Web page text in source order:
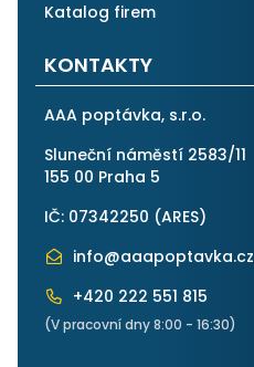
Katalog firem
KONTAKTY
AAA poptávka, s.r.o.
Sluneční náměstí 2583/11
155 00 Praha 5
IČ: 07342250 (ARES)
info@aaapoptavka.cz
+420 222 551 815
(V pracovní dny 8:00 - 16:30)